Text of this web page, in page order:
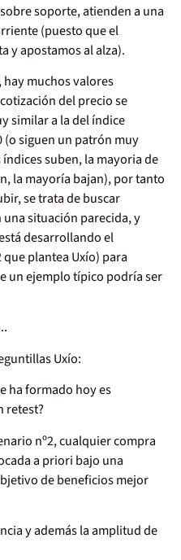
soporte, atienden a una
(puesto que el
y apostamos al alza).
muchos valores
del precio se
similar a la del índice
(o siguen un patrón muy
suben, la mayoria de
la mayoría bajan), por tanto
se trata de buscar
situación parecida, y
desarrollando el
plantea Uxío) para
un ejemplo típico podría ser
Uxío:
ha formado hoy es
retest?
nº2, cualquier compra
a priori bajo una
de beneficios mejor
y además la amplitud de